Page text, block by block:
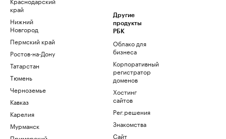
край
Нижний
Новгород
Пермский край
Ростов-на-Дону
Татарстан
Тюмень
Черноземье
Кавказ
Карелия
Мурманск
Другие
продукты
РБК
Облако для
бизнеса
Корпоративный
регистратор
доменов
Хостинг
сайтов
Рег.решения
Знакомства
Сайт